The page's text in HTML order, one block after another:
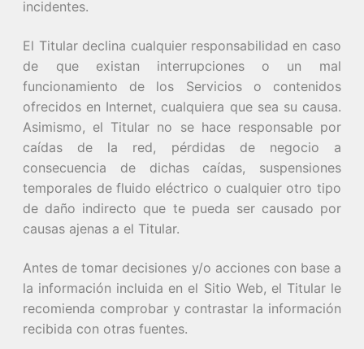
incidentes.
El Titular declina cualquier responsabilidad en caso
de que existan interrupciones o un mal
funcionamiento de los Servicios o contenidos
ofrecidos en Internet, cualquiera que sea su causa.
Asimismo, el Titular no se hace responsable por
caídas de la red, pérdidas de negocio a
consecuencia de dichas caídas, suspensiones
temporales de fluido eléctrico o cualquier otro tipo
de daño indirecto que te pueda ser causado por
causas ajenas a el Titular.
Antes de tomar decisiones y/o acciones con base a
la información incluida en el Sitio Web, el Titular le
recomienda comprobar y contrastar la información
recibida con otras fuentes.